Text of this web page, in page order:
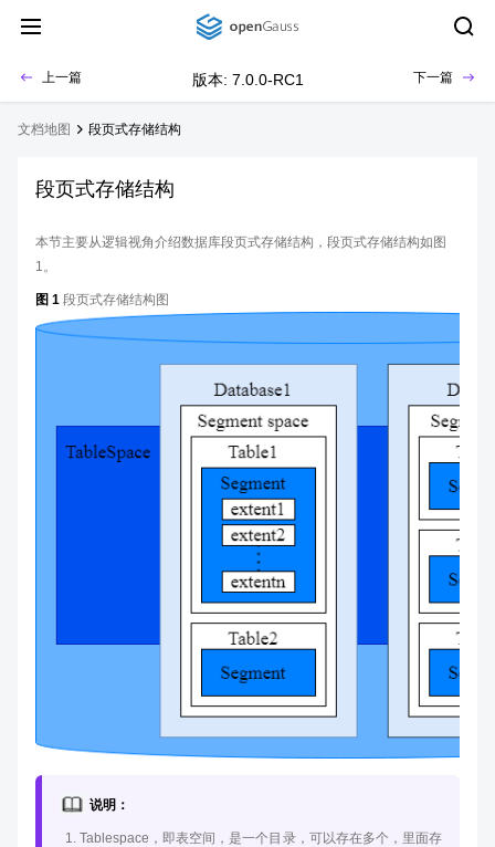
上一篇 版本: 7.0.0-RC1 下一篇
文档地图 段页式存储结构
段页式存储结构
本节主要从逻辑视角介绍数据库段页式存储结构，段页式存储结构如图
1。
图 1 段页式存储结构图
说明：
Tablespace，即表空间，是一个目录，可以存在多个，里面存